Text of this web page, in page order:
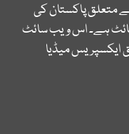
متعلق پاکستان کی
ہے۔ اس ویب سائٹ
ایکسپریس میڈیا